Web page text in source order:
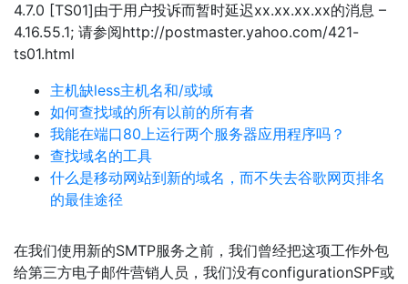
4.7.0 [TS01]由于用户投诉而暂时延迟xx.xx.xx.xx的消息 –
4.16.55.1; 请参阅http://postmaster.yahoo.com/421-
ts01.html
主机缺less主机名和/或域
如何查找域的所有以前的所有者
我能在端口80上运行两个服务器应用程序吗？
查找域名的工具
什么是移动网站到新的域名，而不失去谷歌网页排名
的最佳途径
在我们使用新的SMTP服务之前，我们曾经把这项工作外包
给第三方电子邮件营销人员，我们没有configurationSPF或